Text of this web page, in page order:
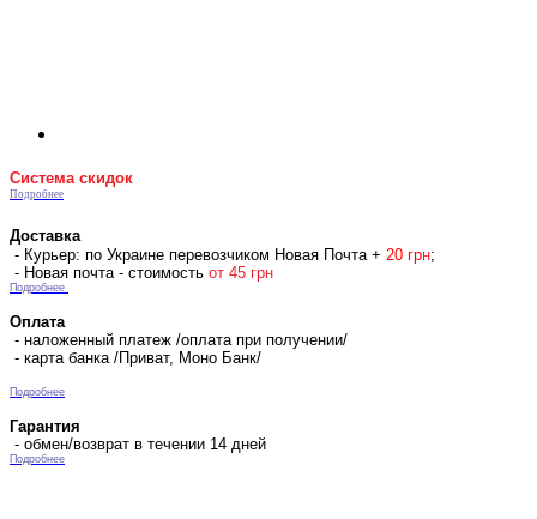
Система скидок
Подробнее
Доставка
- Курьер: по Украине перевозчиком Новая Почта + 20 грн;
- Новая почта - стоимость от 45 грн
Подробнее
Оплата
- наложенный платеж /оплата при получении/
- карта банка /Приват, Моно Банк/
Подробнее
Гарантия
- обмен/возврат в течении 14 дней
Подробнее